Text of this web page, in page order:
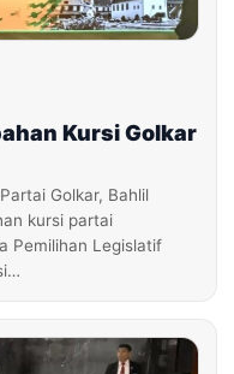
Kursi Golkar
Golkar, Bahlil
kursi partai
Pemilihan Legislatif